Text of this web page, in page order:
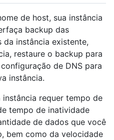
de host, sua instância
backup das
instância existente,
restaure o backup para
de DNS para
instância.
requer tempo de
tempo de inatividade
de dados que você
bem como da velocidade